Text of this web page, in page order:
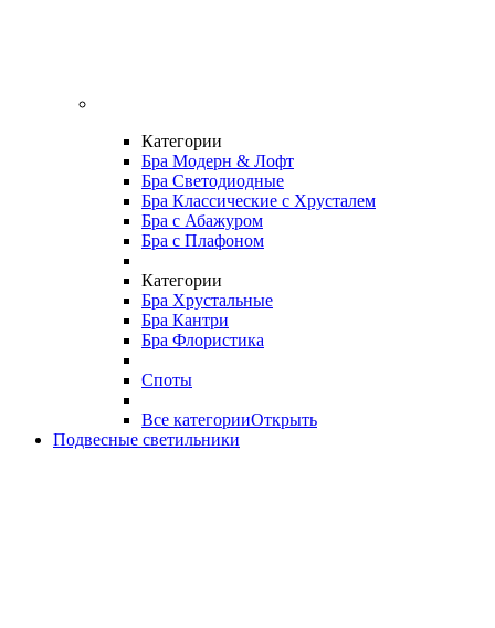
Категории
Бра Модерн & Лофт
Бра Светодиодные
Бра Классические с Хрусталем
Бра с Абажуром
Бра с Плафоном
Категории
Бра Хрустальные
Бра Кантри
Бра Флористика
Споты
Все категорииОткрыть
Подвесные светильники